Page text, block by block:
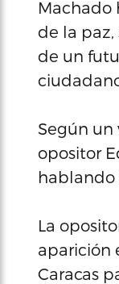
Machado
de la
de un
Según
opositor
hablando
La
aparición
Caracas